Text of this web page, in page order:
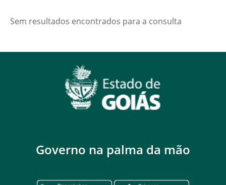
Sem resultados encontrados para a consulta
Governo na palma da mão